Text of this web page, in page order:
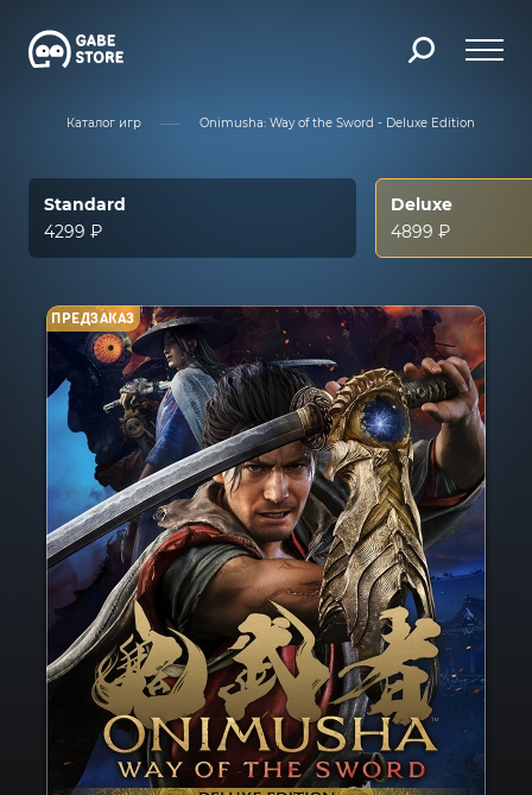
Каталог игр Onimusha: Way of the Sword - Deluxe Edition
Standard
4299 ₽
Deluxe
4899 ₽
ПРЕДЗАКАЗ